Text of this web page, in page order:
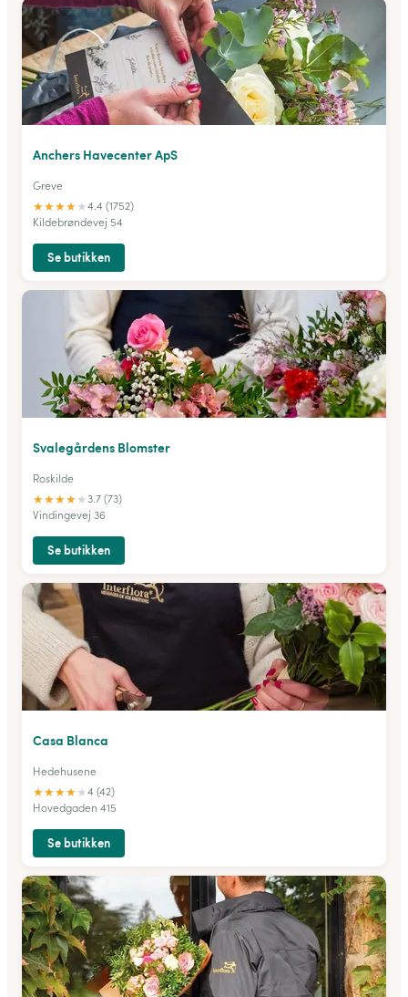
Anchers Havecenter ApS
Greve
★★★★★4.4 (1752)
Kildebrøndevej 54
Se butikken
Svalegårdens Blomster
Roskilde
★★★★★3.7 (73)
Vindingevej 36
Se butikken
Casa Blanca
Hedehusene
★★★★★4 (42)
Hovedgaden 415
Se butikken